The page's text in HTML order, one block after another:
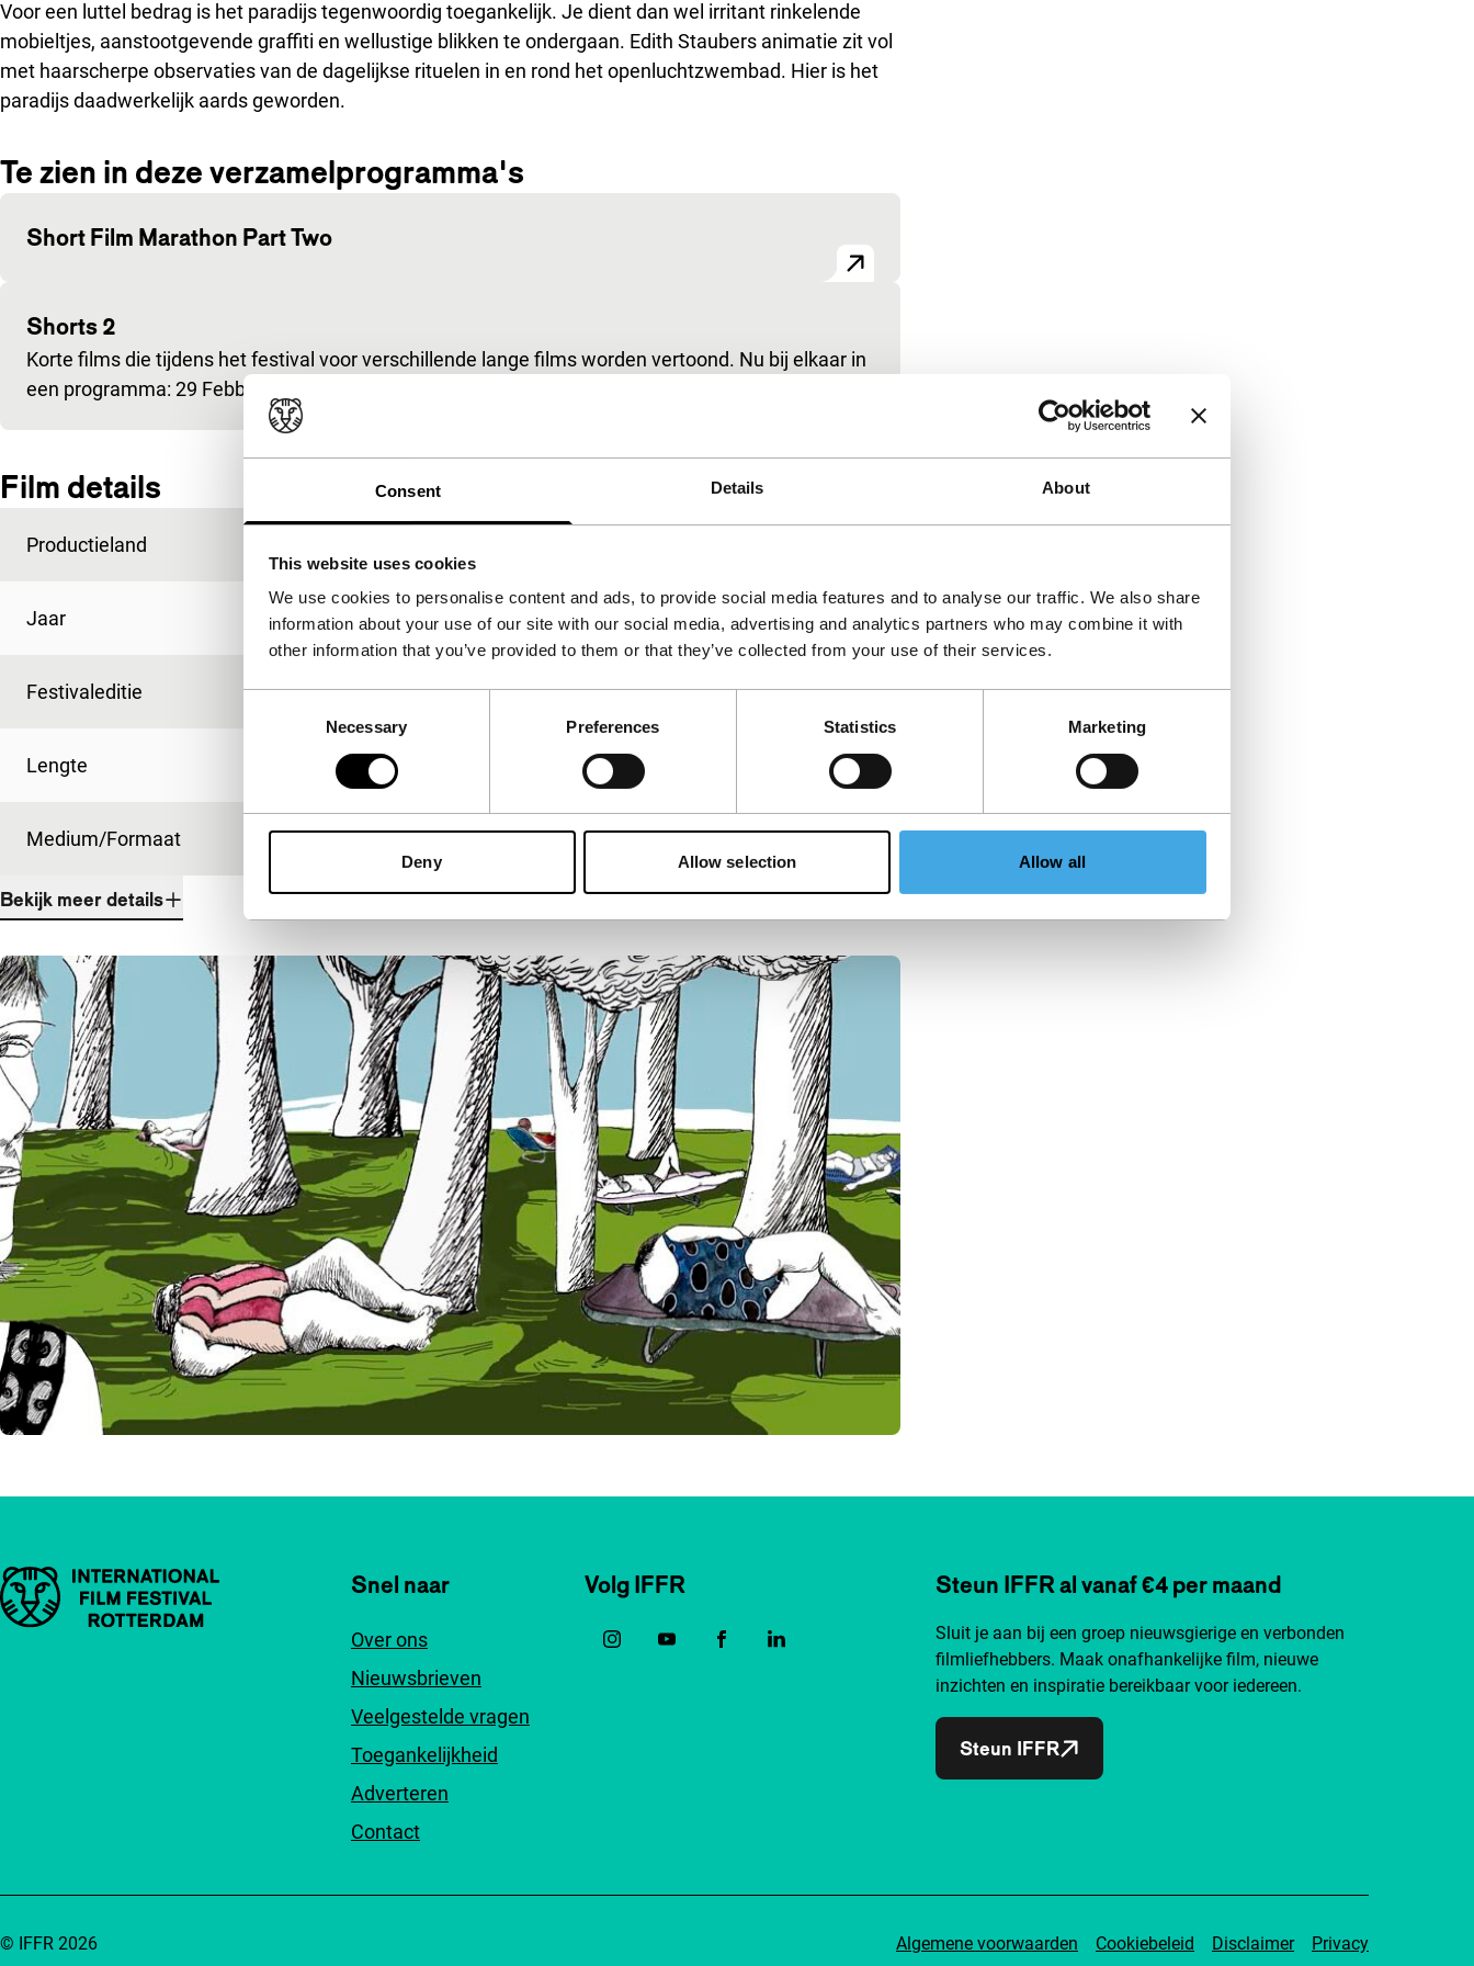
Consent Details About
This website uses cookies
We use cookies to personalise content and ads, to provide social media features and to analyse our traffic. We also share
information about your use of our site with our social media, advertising and analytics partners who may combine it with
other information that you’ve provided to them or that they’ve collected from your use of their services.
Necessary Preferences Statistics Marketing
Deny Allow selection Allow all
Voor een luttel bedrag is het paradijs tegenwoordig toegankelijk. Je dient dan wel irritant rinkelende
mobieltjes, aanstootgevende graffiti en wellustige blikken te ondergaan. Edith Staubers animatie zit vol
met haarscherpe observaties van de dagelijkse rituelen in en rond het openluchtzwembad. Hier is het
paradijs daadwerkelijk aards geworden.
Te zien in deze verzamelprogramma's
Short Film Marathon Part Two
Shorts 2
Korte films die tijdens het festival voor verschillende lange films worden vertoond. Nu bij elkaar in
een programma: 29 Febbraio (Stefano Pari), Tarrafal (Pedro Costa),…
Film details
Productieland
Jaar 2008
Festivaleditie IFFR 2009
Lengte
Medium/Formaat Betacam SP PAL
Bekijk meer details
Belangrijke links Snel naar
Over ons
Nieuwsbrieven
Veelgestelde vragen
Toegankelijkheid
Adverteren
Contact
Volg IFFR Steun IFFR al vanaf €4 per maand
Sluit je aan bij een groep nieuwsgierige en verbonden
filmliefhebbers. Maak onafhankelijke film, nieuwe
inzichten en inspiratie bereikbaar voor iedereen.
Steun IFFR
Algemene voorwaarden Cookiebeleid Disclaimer Privacy
© IFFR 2026